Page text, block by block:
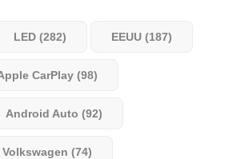
LED (282) EEUU (187)
CarPlay (98)
Android Auto (92)
Volkswagen (74)